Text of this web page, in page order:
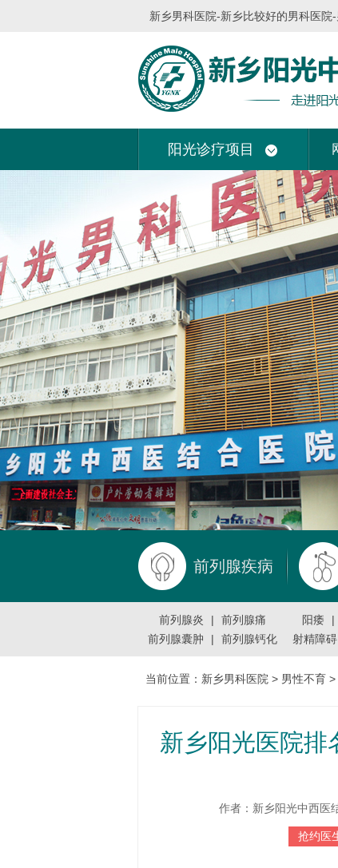
新乡男科医院-新乡比较好的男科医院
阳光诊疗项目
前列腺疾病
前列腺炎 |
前列腺痛
前列腺囊肿
| 前列腺钙化
阳痿 |
射精障碍
当前位置： 新乡男科医院 > 男性不育 >
新乡阳光医院排
作者：新乡阳光中西医
抢约医